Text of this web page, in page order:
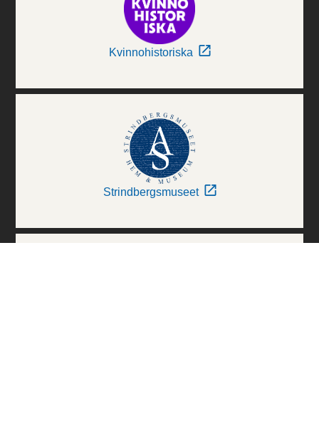
Kvinnohistoriska
Strindbergsmuseet